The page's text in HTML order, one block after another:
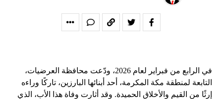
في الرابع من فبراير لعام 2026، ودّعت محافظة العرضيات،
التابعة لمنطقة مكة المكرمة، أحد أبنائها البارزين، تاركًا وراءه
إرثًا من القيم والأخلاق الحميدة. وقد أثارت وفاة هذا الأب، الذي